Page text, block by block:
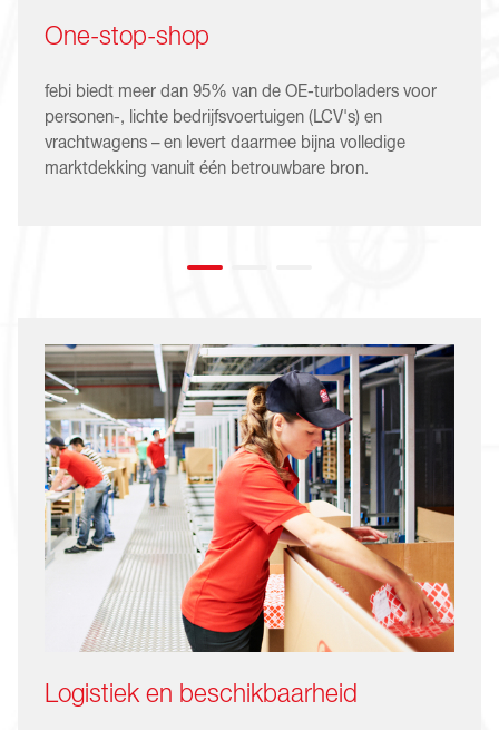
One-stop-shop
febi biedt meer dan 95% van de OE-turboladers voor
personen-, lichte bedrijfsvoertuigen (LCV's) en
vrachtwagens – en levert daarmee bijna volledige
marktdekking vanuit één betrouwbare bron.
Logistiek en beschikbaarheid